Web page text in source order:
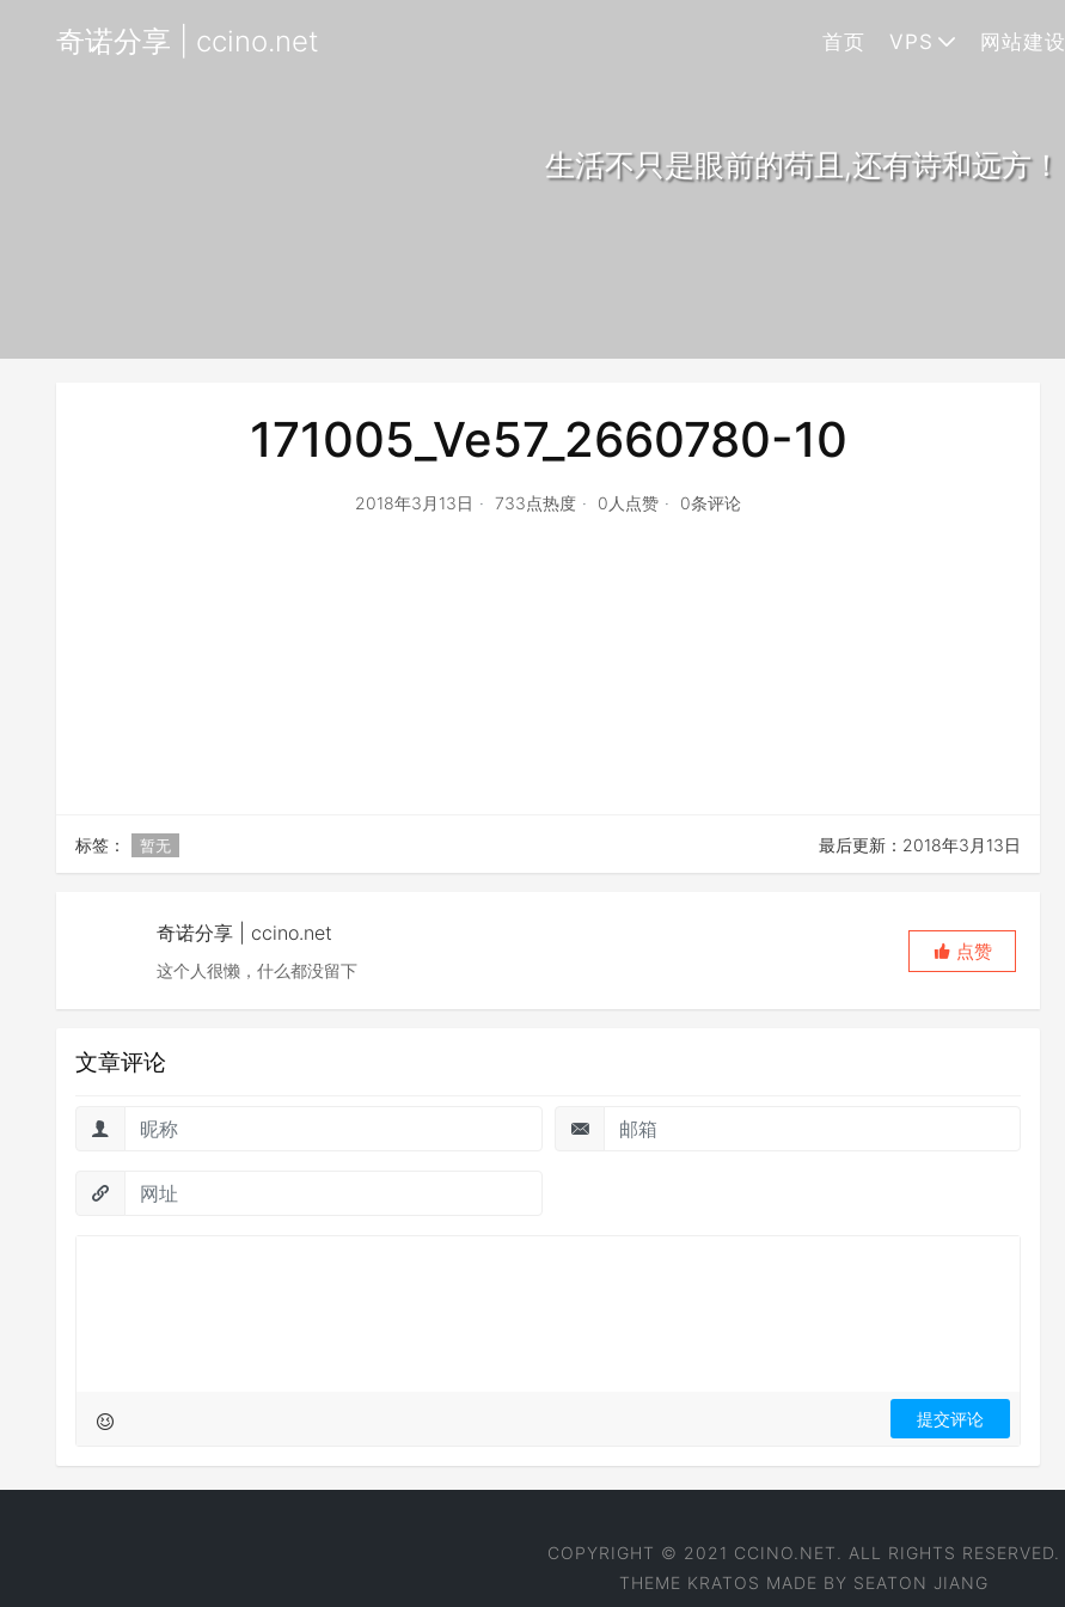
奇诺分享 | ccino.net 首页 VPS 网站建设
生活不只是眼前的苟且,还有诗和远方！
171005_Ve57_2660780-10
2018年3月13日 733点热度 0人点赞 0条评论
标签： 暂无 最后更新：2018年3月13日
奇诺分享 | ccino.net
这个人很懒，什么都没留下
点赞
文章评论
COPYRIGHT © 2021 CCINO.NET. ALL RIGHTS RESERVED.
THEME KRATOS MADE BY SEATON JIANG